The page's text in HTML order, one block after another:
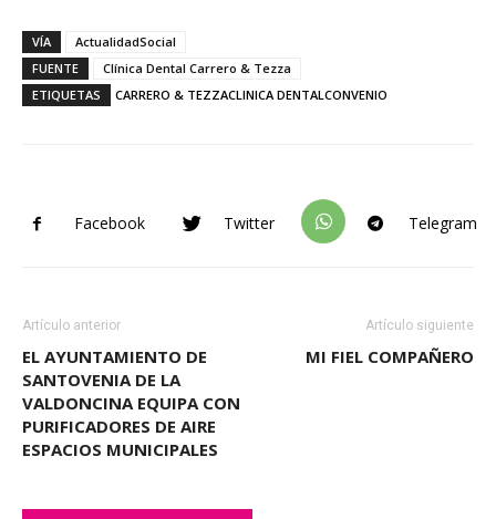
VÍA
ActualidadSocial
FUENTE
Clínica Dental Carrero & Tezza
ETIQUETAS
CARRERO & TEZZACLINICA DENTALCONVENIO
Facebook Twitter Telegram
Artículo anterior
EL AYUNTAMIENTO DE
SANTOVENIA DE LA
VALDONCINA EQUIPA CON
PURIFICADORES DE AIRE
ESPACIOS MUNICIPALES
Artículo siguiente
MI FIEL COMPAÑERO